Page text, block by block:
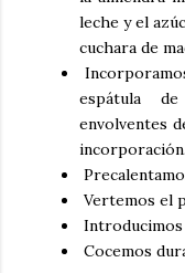
leche y el
cuchara de
espátula
envolventes
incorporación.
Vertemos el
Cocemos